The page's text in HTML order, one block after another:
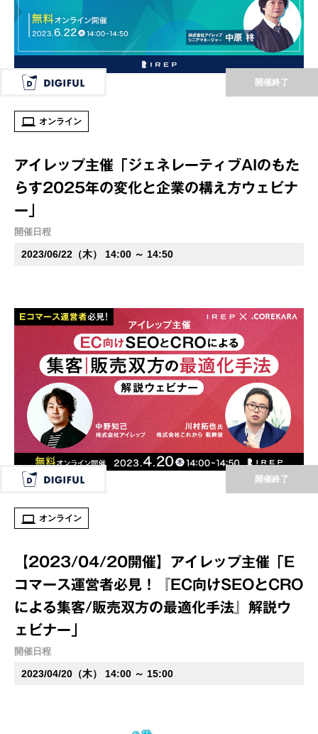
開催終了
オンライン
アイレップ主催「ジェネレーティブAIのもた
らす2025年の変化と企業の構え方ウェビナ
ー」
開催日程
2023/06/22（木） 14:00 ～ 14:50
開催終了
オンライン
【2023/04/20開催】アイレップ主催「E
コマース運営者必見！『EC向けSEOとCRO
による集客/販売双方の最適化手法』解説ウ
ェビナー」
開催日程
2023/04/20（木） 14:00 ～ 15:00